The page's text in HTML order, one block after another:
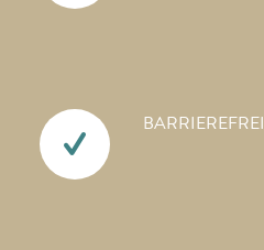
BARRIEREFREI